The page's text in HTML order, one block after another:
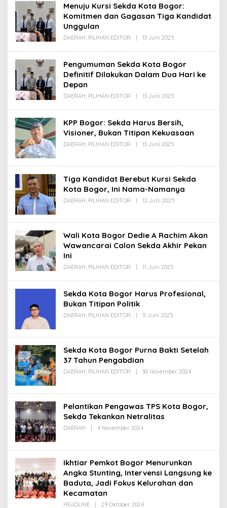
Menuju Kursi Sekda Kota Bogor:
Komitmen dan Gagasan Tiga Kandidat
Unggulan
DAERAH, PILIHAN EDITOR 13 Juni 2025
Pengumuman Sekda Kota Bogor
Definitif Dilakukan Dalam Dua Hari ke
Depan
DAERAH, PILIHAN EDITOR 13 Juni 2025
KPP Bogor: Sekda Harus Bersih,
Visioner, Bukan Titipan Kekuasaan
DAERAH, PILIHAN EDITOR 13 Juni 2025
Tiga Kandidat Berebut Kursi Sekda
Kota Bogor, Ini Nama-Namanya
DAERAH, PILIHAN EDITOR 12 Juni 2025
Wali Kota Bogor Dedie A Rachim Akan
Wawancarai Calon Sekda Akhir Pekan
Ini
DAERAH, PILIHAN EDITOR 11 Juni 2025
Sekda Kota Bogor Harus Profesional,
Bukan Titipan Politik
DAERAH, PILIHAN EDITOR 5 Juni 2025
Sekda Kota Bogor Purna Bakti Setelah
37 Tahun Pengabdian
DAERAH, PILIHAN EDITOR 30 November 2024Oleh
Pelantikan Pengawas TPS Kota Bogor,
Sekda Tekankan Netralitas
DAERAH 4 November 2024Oleh
Ikhtiar Pemkot Bogor Menurunkan
Angka Stunting, Intervensi Langsung ke
Baduta, Jadi Fokus Kelurahan dan
Kecamatan
HEADLINE 29 Oktober 2024Oleh